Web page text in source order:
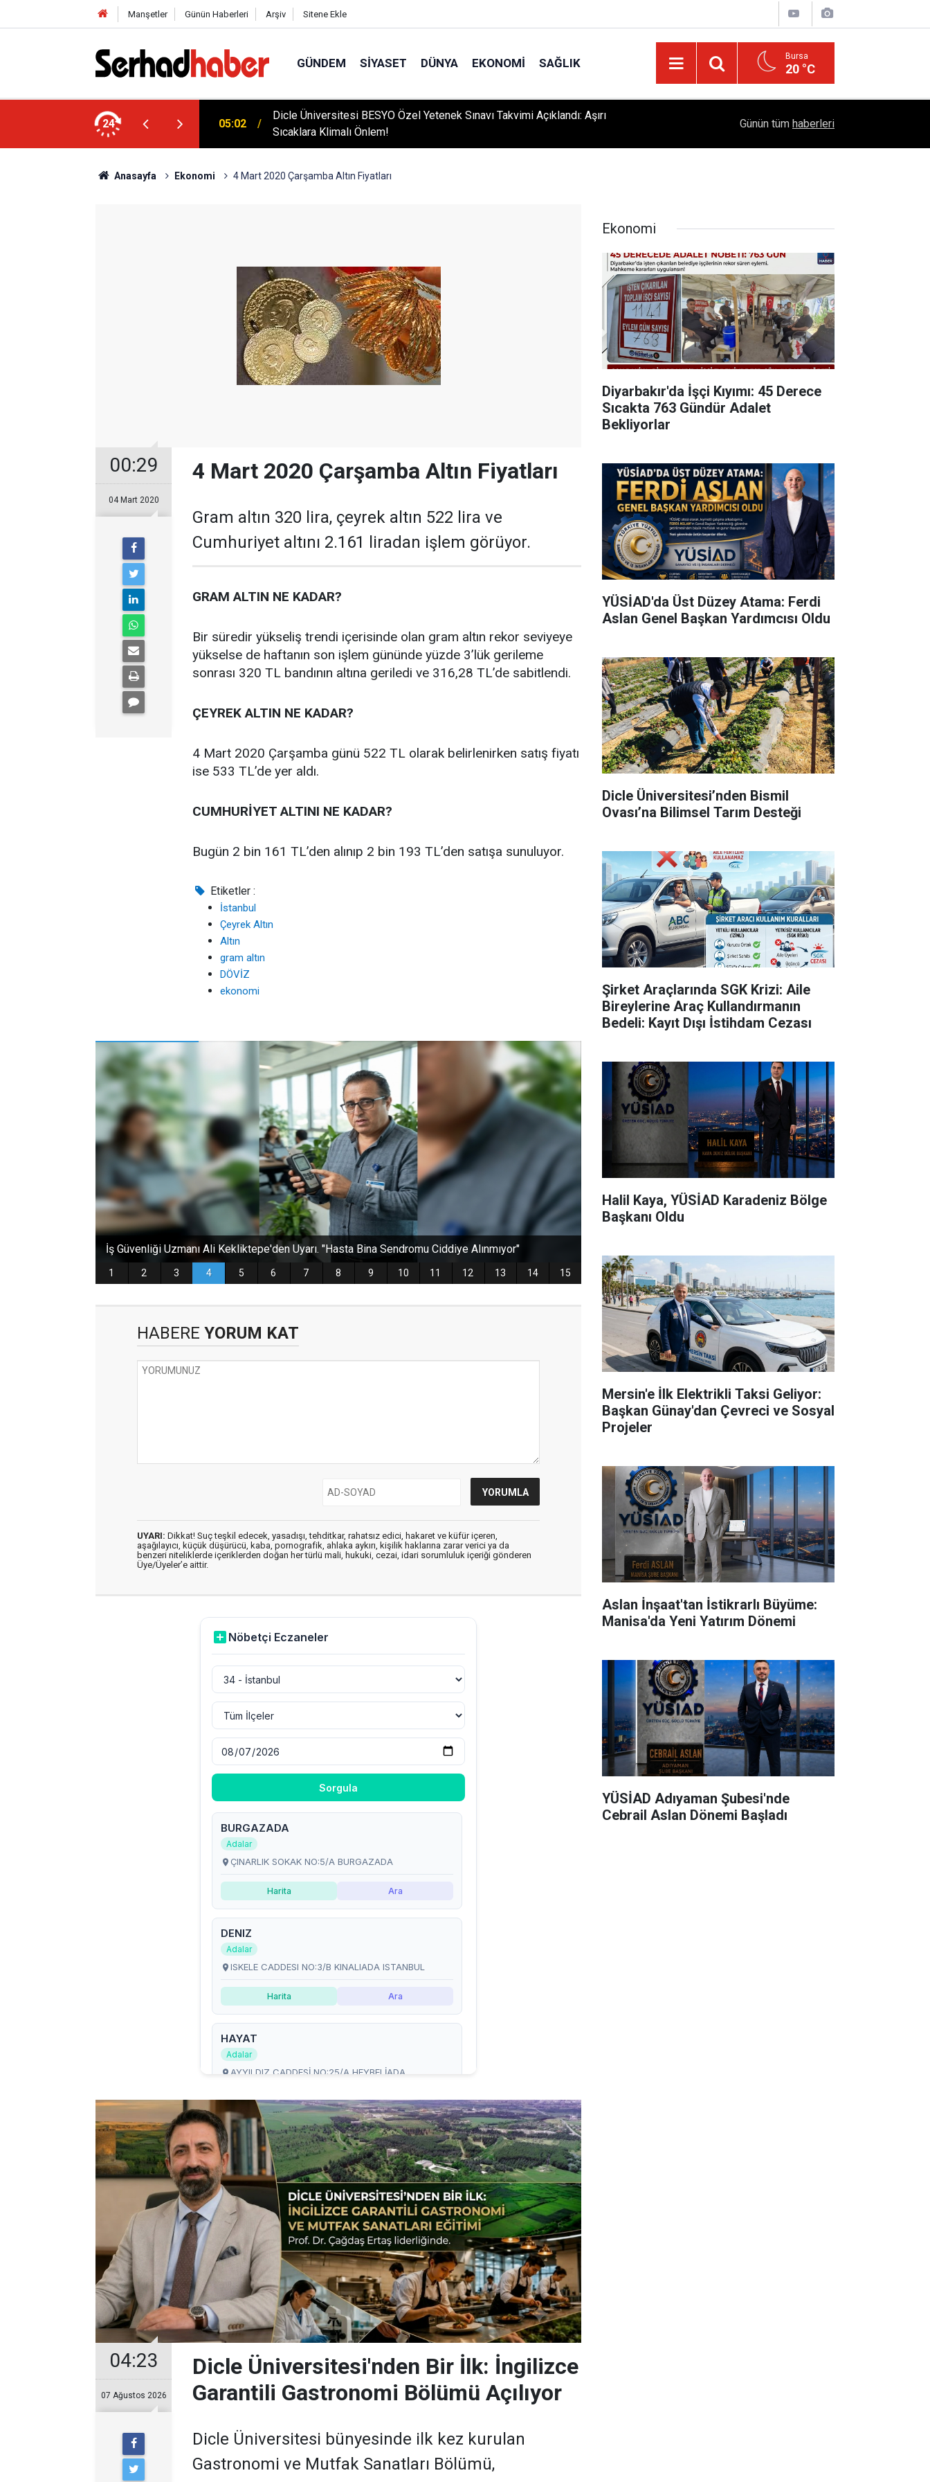
Manşetler Günün Haberleri Arşiv Sitene Ekle
GÜNDEM SIYASET DÜNYA EKONOMI SAĞLIK Bursa
20 °C
24
Zirvesine Güçlü Destek: Rektör Prof. Dr.
05:02
Dicle Üniversitesi BESYO Özel Yetenek Sınavı Takvimi Açıklandı: Aşırı
Sıcaklara Klimalı Önlem!
Diyarbakır'da İşçi Kıyımı: 45 Derece Sıcakta
Günün tüm haberleri
Anasayfa Ekonomi 4 Mart 2020 Çarşamba Altın Fiyatları
00:29
04 Mart 2020
4 Mart 2020 Çarşamba Altın Fiyatları
Gram altın 320 lira, çeyrek altın 522 lira ve
Cumhuriyet altını 2.161 liradan işlem görüyor.
GRAM ALTIN NE KADAR?
Bir süredir yükseliş trendi içerisinde olan gram altın rekor seviyeye
yükselse de haftanın son işlem gününde yüzde 3’lük gerileme
sonrası 320 TL bandının altına geriledi ve 316,28 TL’de sabitlendi.
ÇEYREK ALTIN NE KADAR?
4 Mart 2020 Çarşamba günü 522 TL olarak belirlenirken satış fiyatı
ise 533 TL’de yer aldı.
CUMHURİYET ALTINI NE KADAR?
Bugün 2 bin 161 TL’den alınıp 2 bin 193 TL’den satışa sunuluyor.
Etiketler :
İstanbul
Çeyrek Altın
Altın
gram altın
DÖVİZ
ekonomi
HABERE YORUM KAT
UYARI: Dikkat! Suç teşkil edecek, yasadışı, tehditkar, rahatsız edici, hakaret ve küfür içeren,
aşağılayıcı, küçük düşürücü, kaba, pornografik, ahlaka aykırı, kişilik haklarına zarar verici ya da
benzeri niteliklerde içeriklerden doğan her türlü mali, hukuki, cezai, idari sorumluluk içeriği gönderen
Üye/Üyeler’e aittir.
04:23
07 Ağustos 2026
Dicle Üniversitesi'nden Bir İlk: İngilizce
Garantili Gastronomi Bölümü Açılıyor
Dicle Üniversitesi bünyesinde ilk kez kurulan
Gastronomi ve Mutfak Sanatları Bölümü,
Ekonomi
Diyarbakır'da İşçi Kıyımı: 45 Derece
Sıcakta 763 Gündür Adalet
Bekliyorlar
YÜSİAD'da Üst Düzey Atama: Ferdi
Aslan Genel Başkan Yardımcısı Oldu
Dicle Üniversitesi’nden Bismil
Ovası’na Bilimsel Tarım Desteği
Şirket Araçlarında SGK Krizi: Aile
Bireylerine Araç Kullandırmanın
Bedeli: Kayıt Dışı İstihdam Cezası
Halil Kaya, YÜSİAD Karadeniz Bölge
Başkanı Oldu
Mersin'e İlk Elektrikli Taksi Geliyor:
Başkan Günay'dan Çevreci ve Sosyal
Projeler
Aslan İnşaat'tan İstikrarlı Büyüme:
Manisa'da Yeni Yatırım Dönemi
YÜSİAD Adıyaman Şubesi'nde
Cebrail Aslan Dönemi Başladı